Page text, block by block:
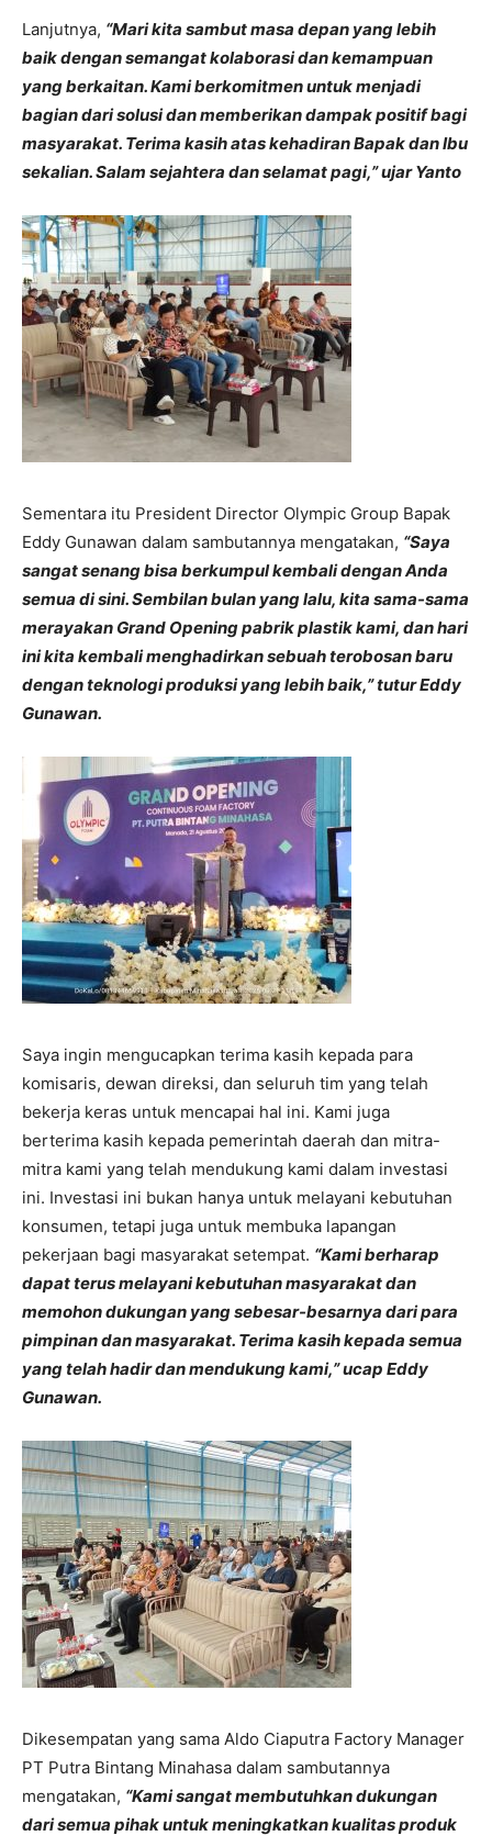
Lanjutnya, “Mari kita sambut masa depan yang lebih
baik dengan semangat kolaborasi dan kemampuan
yang berkaitan. Kami berkomitmen untuk menjadi
bagian dari solusi dan memberikan dampak positif bagi
masyarakat. Terima kasih atas kehadiran Bapak dan Ibu
sekalian. Salam sejahtera dan selamat pagi,” ujar Yanto
Sementara itu President Director Olympic Group Bapak
Eddy Gunawan dalam sambutannya mengatakan, “Saya
sangat senang bisa berkumpul kembali dengan Anda
semua di sini. Sembilan bulan yang lalu, kita sama-sama
merayakan Grand Opening pabrik plastik kami, dan hari
ini kita kembali menghadirkan sebuah terobosan baru
dengan teknologi produksi yang lebih baik,” tutur Eddy
Gunawan.
Saya ingin mengucapkan terima kasih kepada para
komisaris, dewan direksi, dan seluruh tim yang telah
bekerja keras untuk mencapai hal ini. Kami juga
berterima kasih kepada pemerintah daerah dan mitra-
mitra kami yang telah mendukung kami dalam investasi
ini. Investasi ini bukan hanya untuk melayani kebutuhan
konsumen, tetapi juga untuk membuka lapangan
pekerjaan bagi masyarakat setempat. “Kami berharap
dapat terus melayani kebutuhan masyarakat dan
memohon dukungan yang sebesar-besarnya dari para
pimpinan dan masyarakat. Terima kasih kepada semua
yang telah hadir dan mendukung kami,” ucap Eddy
Gunawan.
Dikesempatan yang sama Aldo Ciaputra Factory Manager
PT Putra Bintang Minahasa dalam sambutannya
mengatakan, “Kami sangat membutuhkan dukungan
dari semua pihak untuk meningkatkan kualitas produk